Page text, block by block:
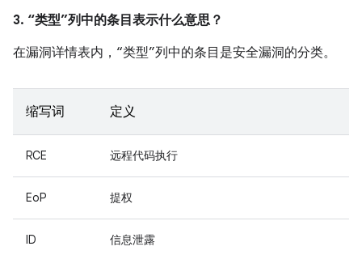
3. “类型”列中的条目表示什么意思？
在漏洞详情表内，“类型”列中的条目是安全漏洞的分类。
缩写词 定义
RCE 远程代码执行
EoP 提权
ID 信息泄露